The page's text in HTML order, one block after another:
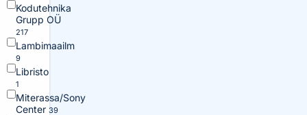
Kodutehnika
Grupp OÜ
217
Lambimaailm
9
Libristo
1
Miterassa/Sony
Center 39